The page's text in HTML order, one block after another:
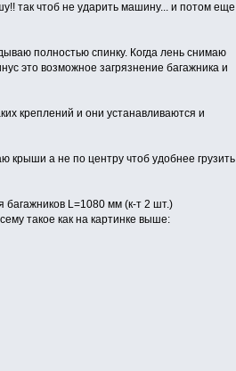
так чтоб не ударить машину... и потом еще
полностью спинку. Когда лень снимаю
это возможное загрязнение багажника и
креплений и они устанавливаются и
крыши а не по центру чтоб удобнее грузить
L=1080 мм (к-т 2 шт.)
такое как на картинке выше: